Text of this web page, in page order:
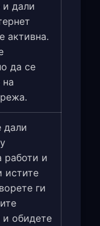
и дали
активна.
да се
на
дали
работи и
истите
ги
и обидете